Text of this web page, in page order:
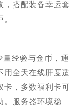
，搭配装备幸运套
经验与金币，通
用全天在线肝度适
卡，多数福利卡可
。服务器环境稳